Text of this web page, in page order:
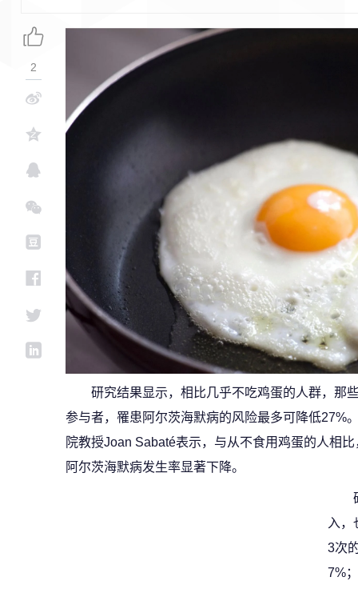
研究结果显示，相比几乎不吃鸡蛋的人群，那
参与者，罹患阿尔茨海默病的风险最多可降低27%
院教授Joan Sabaté表示，与从不食用鸡蛋的人相
阿尔茨海默病发生率显著下降。
入，
3次
7%
2